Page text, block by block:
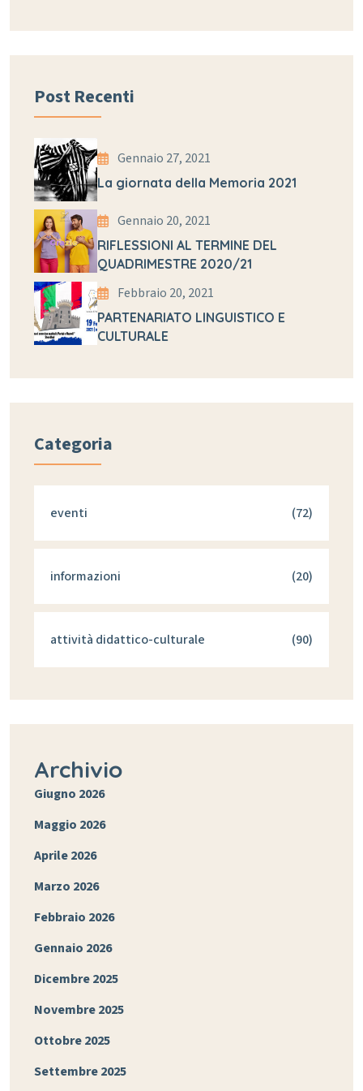
Post Recenti
Gennaio 27, 2021
La giornata della Memoria 2021
Gennaio 20, 2021
RIFLESSIONI AL TERMINE DEL
QUADRIMESTRE 2020/21
Febbraio 20, 2021
PARTENARIATO LINGUISTICO E
CULTURALE
Categoria
eventi (72)
informazioni (20)
attività didattico-culturale (90)
Archivio
Giugno 2026
Maggio 2026
Aprile 2026
Marzo 2026
Febbraio 2026
Gennaio 2026
Dicembre 2025
Novembre 2025
Ottobre 2025
Settembre 2025